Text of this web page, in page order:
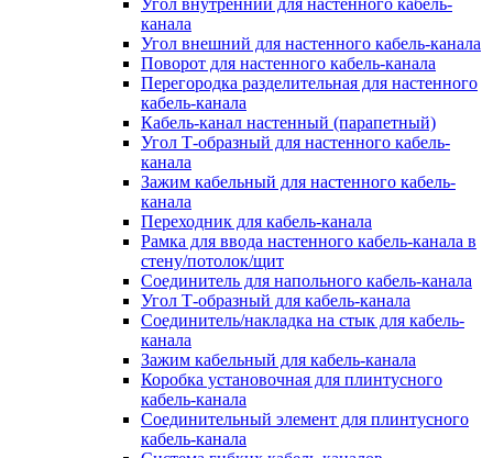
Угол внутренний для настенного кабель-
канала
Угол внешний для настенного кабель-канала
Поворот для настенного кабель-канала
Перегородка разделительная для настенного
кабель-канала
Кабель-канал настенный (парапетный)
Угол Т-образный для настенного кабель-
канала
Зажим кабельный для настенного кабель-
канала
Переходник для кабель-канала
Рамка для ввода настенного кабель-канала в
стену/потолок/щит
Соединитель для напольного кабель-канала
Угол Т-образный для кабель-канала
Соединитель/накладка на стык для кабель-
канала
Зажим кабельный для кабель-канала
Коробка установочная для плинтусного
кабель-канала
Соединительный элемент для плинтусного
кабель-канала